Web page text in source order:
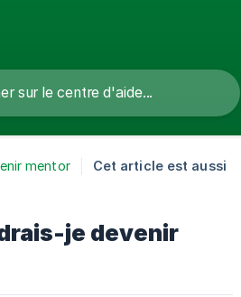
mentor
Cet article est aussi
je devenir